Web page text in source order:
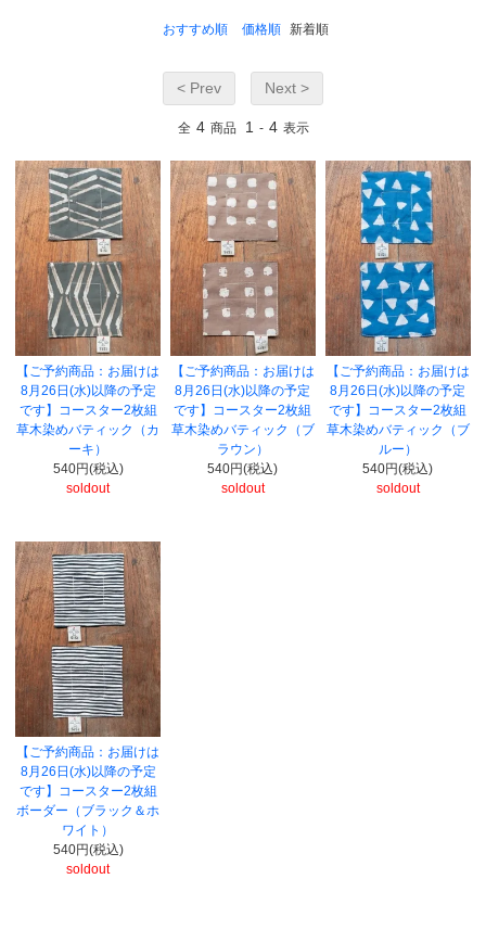
おすすめ順 価格順 新着順
< Prev Next >
全 4 商品 1 - 4 表示
【ご予約商品：お届けは
8月26日(水)以降の予定
です】コースター2枚組
草木染めバティック（カ
ーキ）
540円(税込)
soldout
【ご予約商品：お届けは
8月26日(水)以降の予定
です】コースター2枚組
草木染めバティック（ブ
ラウン）
540円(税込)
soldout
【ご予約商品：お届けは
8月26日(水)以降の予定
です】コースター2枚組
草木染めバティック（ブ
ルー）
540円(税込)
soldout
【ご予約商品：お届けは
8月26日(水)以降の予定
です】コースター2枚組
ボーダー（ブラック＆ホ
ワイト）
540円(税込)
soldout